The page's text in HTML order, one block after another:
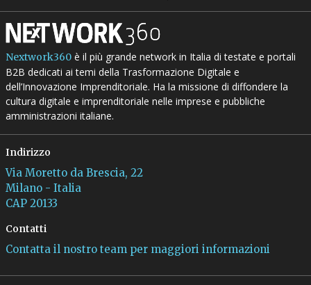
Nextwork360è il più grande network in Italia di testate e portali
B2B dedicati ai temi della Trasformazione Digitale e
dell’Innovazione Imprenditoriale. Ha la missione di diffondere la
cultura digitale e imprenditoriale nelle imprese e pubbliche
amministrazioni italiane.
Indirizzo
Via Moretto da Brescia, 22
Milano - Italia
CAP 20133
Contatti
Contatta il nostro team per maggiori informazioni